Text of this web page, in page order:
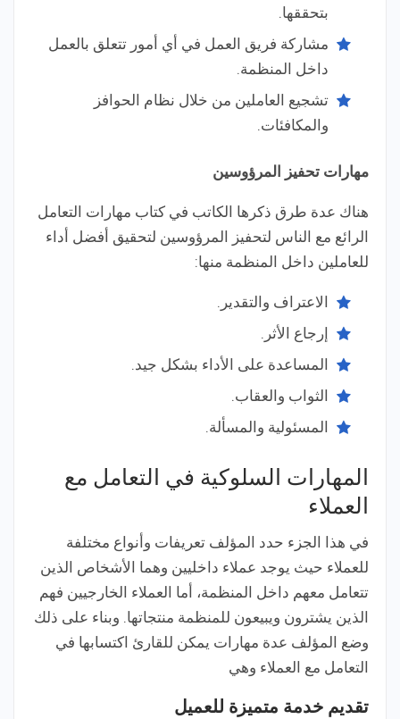
بتحققها.
مشاركة فريق العمل في أي أمور تتعلق بالعمل
داخل المنظمة.
تشجيع العاملين من خلال نظام الحوافز
والمكافئات.
مهارات تحفيز المرؤوسين
هناك عدة طرق ذكرها الكاتب في كتاب مهارات التعامل
الرائع مع الناس لتحفيز المرؤوسين لتحقيق أفضل أداء
للعاملين داخل المنظمة منها:
الاعتراف والتقدير.
إرجاع الأثر.
المساعدة على الأداء بشكل جيد.
الثواب والعقاب.
المسئولية والمسألة.
المهارات السلوكية في التعامل مع
العملاء
في هذا الجزء حدد المؤلف تعريفات وأنواع مختلفة
للعملاء حيث يوجد عملاء داخليين وهما الأشخاص الذين
تتعامل معهم داخل المنظمة، أما العملاء الخارجيين فهم
الذين يشترون ويبيعون للمنظمة منتجاتها. وبناء على ذلك
وضع المؤلف عدة مهارات يمكن للقارئ اكتسابها في
التعامل مع العملاء وهي
تقديم خدمة متميزة للعميل